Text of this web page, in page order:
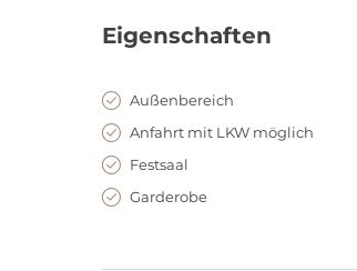
Eigenschaften
Außenbereich
Anfahrt mit LKW möglich
Festsaal
Garderobe